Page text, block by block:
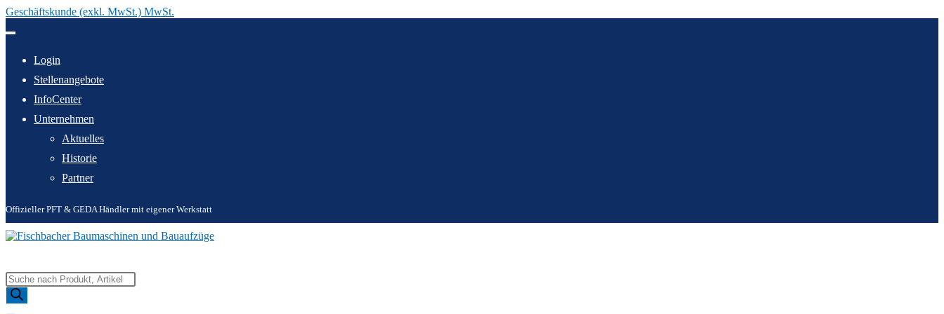
Geschäftskunde (exkl. MwSt.) MwSt.
Inhalt
Login
Stellenangebote
InfoCenter
Unternehmen
Aktuelles
Historie
Partner
Offizieller PFT & GEDA Händler mit eigener Werkstatt
Products
search